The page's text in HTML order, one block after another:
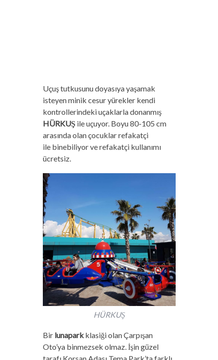
Uçuş tutkusunu doyasıya yaşamak
isteyen minik cesur yürekler kendi
kontrollerindeki uçaklarla donanmış
HÜRKUŞile uçuyor. Boyu 80-105 cm
arasında olan çocuklar refakatçi
ile binebiliyor ve refakatçi kullanımı
ücretsiz.
HÜRKUŞ
Birlunaparkklasiği olan Çarpışan
Oto’ya binmezsek olmaz. İşin güzel
tarafı Korsan Adası Tema Park’ta farklı